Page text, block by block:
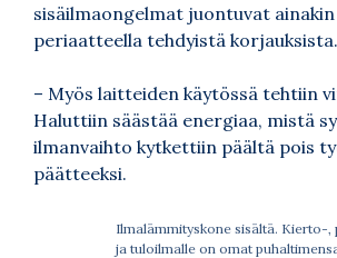
sisäilmaongelmat juontuvat
periaatteella tehdyistä korjauksista.
– Myös laitteiden käytössä tehtiin
Haluttiin säästää energiaa, mistä
ilmanvaihto kytkettiin päältä pois
päätteeksi.
Ilmalämmityskone sisältä. Kierto-,
ja tuloilmalle on omat